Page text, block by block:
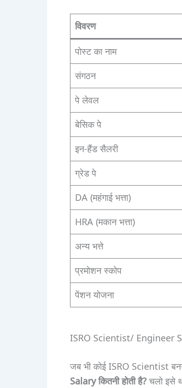
विवरण
पोस्ट का नाम
संगठन
पे लेवल
बेसिक पे
इन-हैंड सैलरी
ग्रेड पे
DA (महंगाई भत्ता)
HRA (मकान भत्ता)
अन्य भत्ते
प्रमोशन स्कोप
पेंशन योजना
ISRO Scientist/ Engineer
जब भी कोई ISRO Scientist
Salary कितनी होती है?चलो इसे